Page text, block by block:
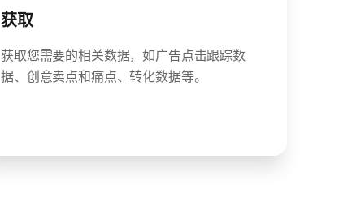
获取
获取您需要的相关数据，如广告点击跟踪数
据、创意卖点和痛点、转化数据等。